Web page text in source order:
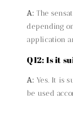
A: The
depending
application
Q12: Is it
A: Yes. It is
be used